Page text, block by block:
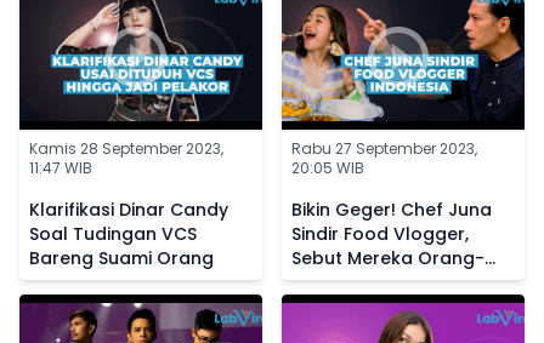
Kamis 28 September 2023,
11:47 WIB
Klarifikasi Dinar Candy
Soal Tudingan VCS
Bareng Suami Orang
Rabu 27 September 2023,
20:05 WIB
Bikin Geger! Chef Juna
Sindir Food Vlogger,
Sebut Mereka Orang-
Orang Sotoy